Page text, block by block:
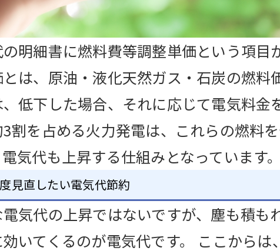
明細書に燃料費等調整単価という項
は、原油・液化天然ガス・石炭の燃
、低下した場合、それに応じて電気料
割を占める火力発電は、これらの燃料
気代も上昇する仕組みとなっています。
見直したい電気代節約
気代の上昇ではないですが、塵も積も
いてくるのが電気代です。 ここから